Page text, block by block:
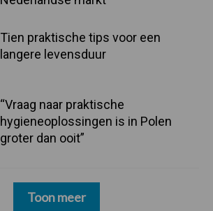
Tien praktische tips voor een
langere levensduur
“Vraag naar praktische
hygieneoplossingen is in Polen
groter dan ooit”
Toon meer